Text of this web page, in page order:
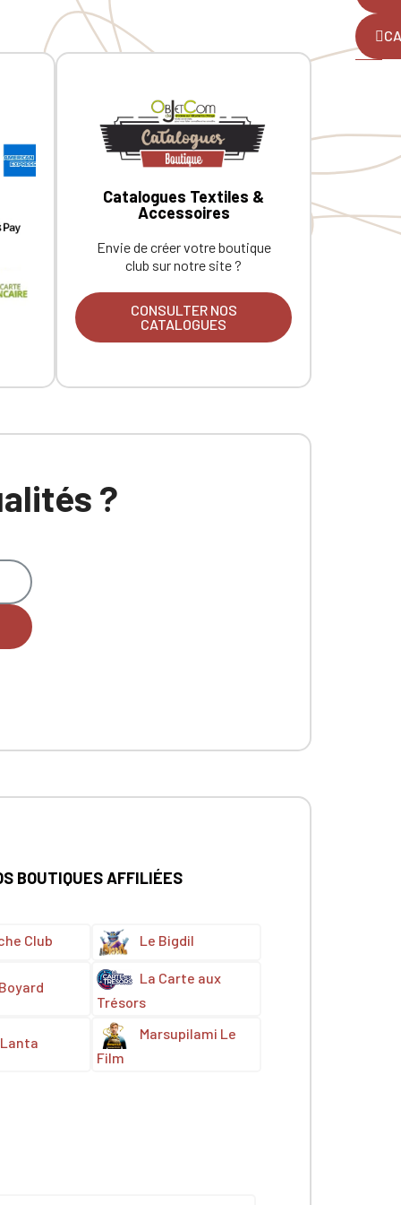
Catalogues Textiles &
Accessoires
Envie de créer votre boutique
club sur notre site ?
CONSULTER NOS
CATALOGUES
?
BOUTIQUES AFFILIÉES
Club Le Bigdil
La Carte aux
Trésors
Marsupilami Le
Film